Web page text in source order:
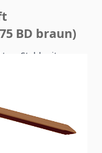
BD braun)
Stahl mit